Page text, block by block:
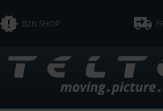
B2B SHOP